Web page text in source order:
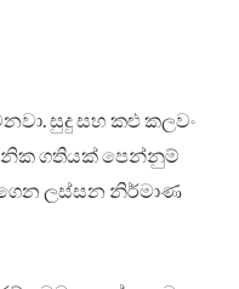
සුදු සහ කළු කලවං
ගතියක් පෙන්නුම්
ලස්සන නිර්මාණ